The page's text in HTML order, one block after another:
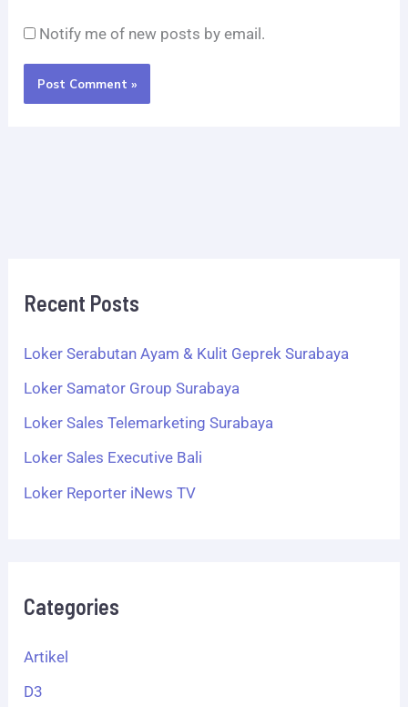
Notify me of new posts by email.
Recent Posts
Loker Serabutan Ayam & Kulit Geprek Surabaya
Loker Samator Group Surabaya
Loker Sales Telemarketing Surabaya
Loker Sales Executive Bali
Loker Reporter iNews TV
Categories
Artikel
D3